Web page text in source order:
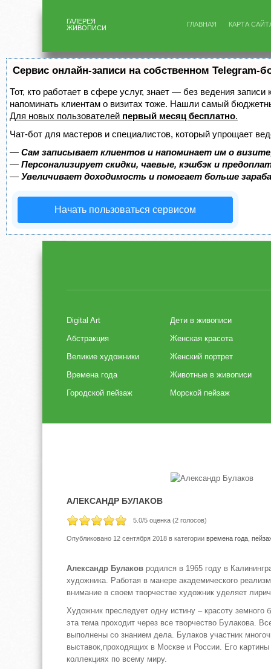
ГАЛЕРЕЯ
ЖИВОПИСИ
ГЛАВНАЯ КАРТА
Сервис онлайн-записи на собственном Telegram-
Тот, кто работает в сфере услуг, знает — без ведения
напоминать клиентам о визитах тоже. Нашли самый
Для новых пользователей первый месяц бесплатно.
Чат-бот для мастеров и специалистов, который упрощает
— Сам записывает клиентов и напоминает им о
— Персонализирует скидки, чаевые, кэшбэк и
— Увеличивает доходимость и помогает больше
Начать пользоваться сервисом
Digital Art
Абстракция
Великие художники
Времена года
Городской пейзаж
Дети в живописи
Женская красота
Женский портрет
Животные в живописи
Морской пейзаж
АЛЕКСАНДР БУЛАКОВ
5.0/5 оценка (2 голосов)
Опубликовано 12 сентября 2018 в категории времена года
Александр Булаков родился в 1965 году в
художника. Работая в манере академического
внимание в своем творчестве художник уделяет
Художник преследует одну истину – красоту земного
эта тема проходит через все творчество Булакова.
выполнены со знанием дела. Булаков участник
выставок,проходящих в Москве и России. Его картины
коллекциях по всему миру.